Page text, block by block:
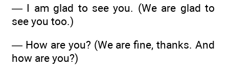
— I am glad to see you. (We are glad to
see you too.)
— How are you? (We are fine, thanks. And
how are you?)